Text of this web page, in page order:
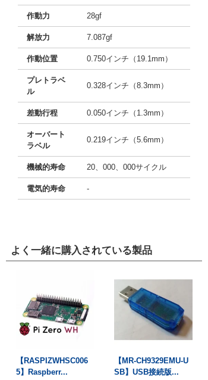
作動力 28gf
解放力 7.087gf
作動位置 0.750インチ（19.1mm）
プレトラベ
ル
0.328インチ（8.3mm）
差動行程 0.050インチ（1.3mm）
オーバート
ラベル
0.219インチ（5.6mm）
機械的寿命 20、000、000サイクル
電気的寿命 -
よく一緒に購入されている製品
【RASPIZWHSC006
5】Raspberr...
【MR-CH9329EMU-U
SB】USB接続版...